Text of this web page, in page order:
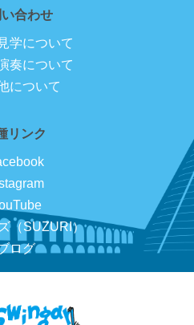
合わせ
学について
奏について
について
リンク
（SUZURI）
ログ